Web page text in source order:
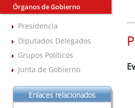
Órganos de Gobierno
Presidencia
Diputados Delegados
Grupos Políticos
Junta de Gobierno
Enlaces relacionados